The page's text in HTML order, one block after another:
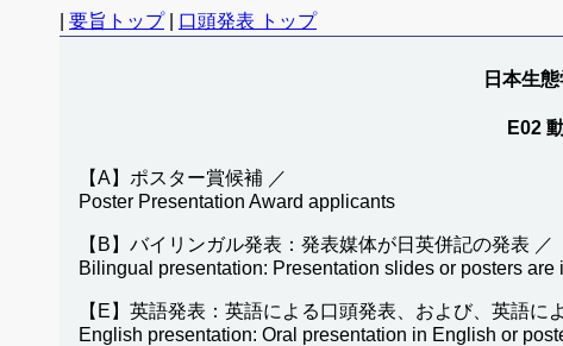
要旨トップ| 口頭発表 トップ
日本生
E02
【A】ポスター賞候補 ／
Poster Presentation Award applicants
【B】バイリンガル発表：発表媒体が日英併記の発表 ／
Bilingual presentation: Presentation slides or posters
【E】英語発表：英語による口頭発表、および、英語
English presentation: Oral presentation in English or